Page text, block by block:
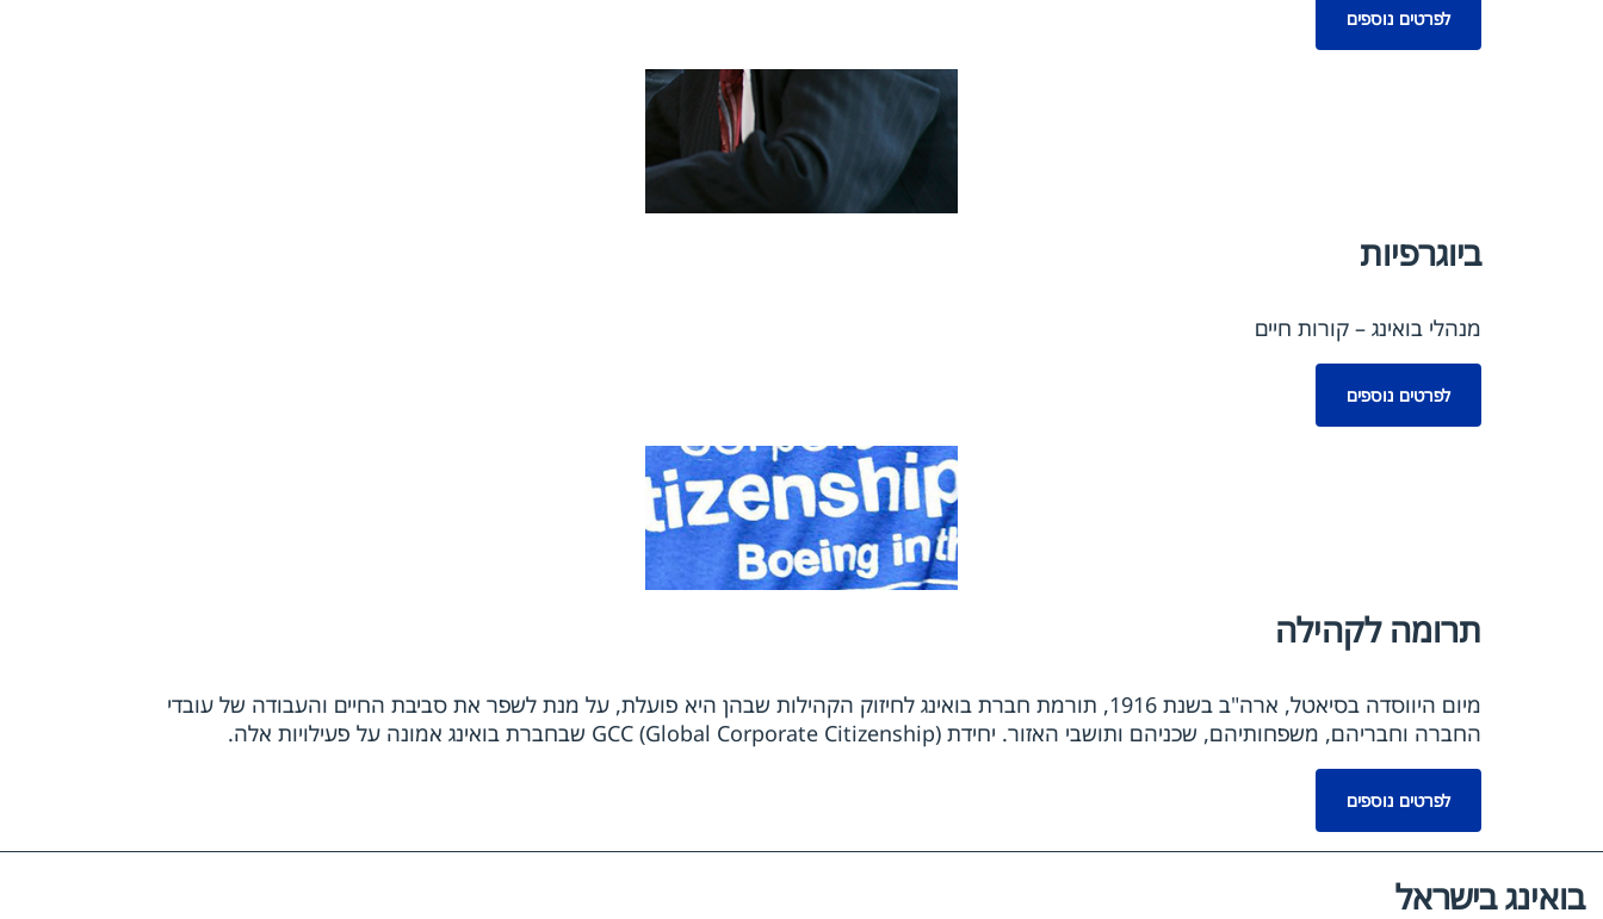
לפרטים נוספים
ביוגרפיות
מנהלי בואינג – קורות חיים
לפרטים נוספים
תרומה לקהילה
מיום היווסדה בסיאטל, ארה"ב בשנת 1916, תורמת חברת בואינג לחיזוק הקהילות שבהן היא פועלת, על מנת לשפר את סביבת החיים והעבודה של עובדי
החברה וחבריהם, משפחותיהם, שכניהם ותושבי האזור. יחידת GCC (Global Corporate Citizenship) שבחברת בואינג אמונה על פעילויות אלה.
לפרטים נוספים
בואינג בישראל